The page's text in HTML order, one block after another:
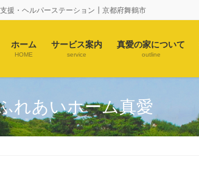
援・ヘルパーステーション┃京都府舞鶴市
ホーム
HOME
サービス案内
service
真愛の家について
outline
れあいホーム真愛